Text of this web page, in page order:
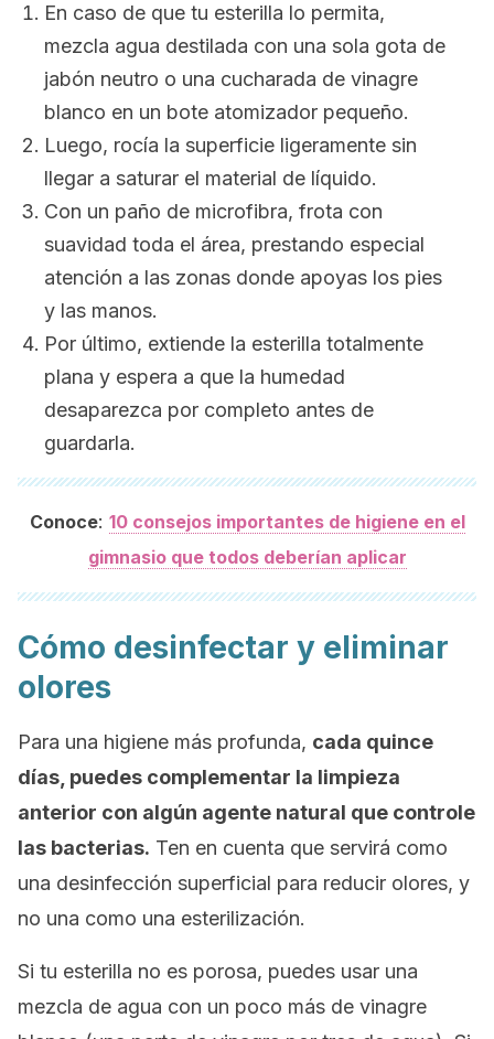
En caso de que tu esterilla lo permita,
mezcla agua destilada con una sola gota de
jabón neutro o una cucharada de vinagre
blanco en un bote atomizador pequeño.
Luego, rocía la superficie ligeramente sin
llegar a saturar el material de líquido.
Con un paño de microfibra, frota con
suavidad toda el área, prestando especial
atención a las zonas donde apoyas los pies
y las manos.
Por último, extiende la esterilla totalmente
plana y espera a que la humedad
desaparezca por completo antes de
guardarla.
Conoce: 10 consejos importantes de higiene en el
gimnasio que todos deberían aplicar
Cómo desinfectar y eliminar
olores
Para una higiene más profunda, cada quince
días, puedes complementar la limpieza
anterior con algún agente natural que controle
las bacterias. Ten en cuenta que servirá como
una desinfección superficial para reducir olores, y
no una como una esterilización.
Si tu esterilla no es porosa, puedes usar una
mezcla de agua con un poco más de vinagre